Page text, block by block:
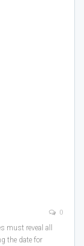
0
must reveal all
the date for